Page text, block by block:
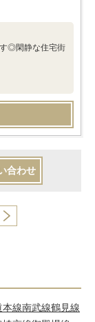
◎閑静な住宅街
合わせ
本線南武線鶴見線